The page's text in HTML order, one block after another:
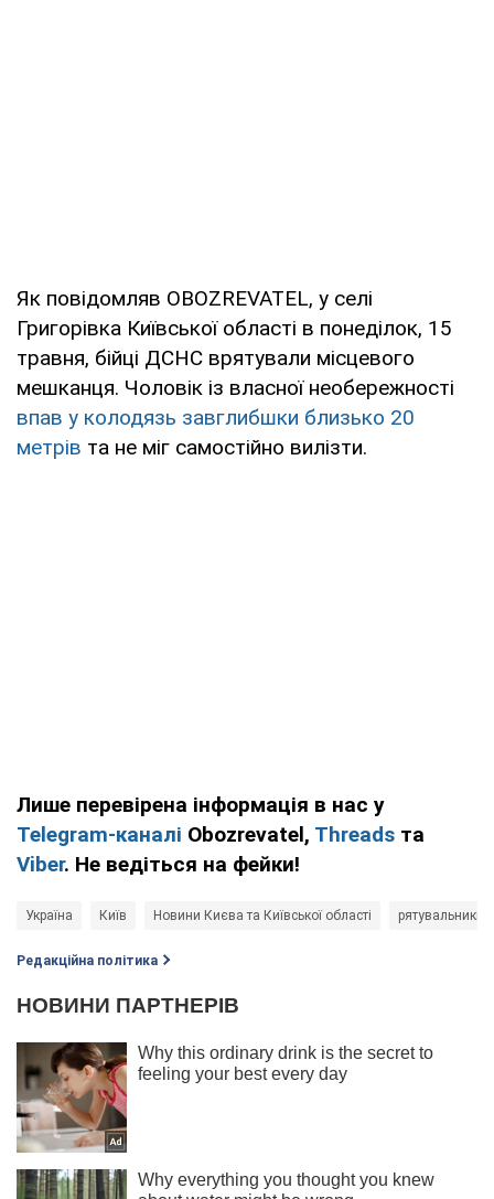
Як повідомляв OBOZREVATEL, у селі
Григорівка Київської області в понеділок, 15
травня, бійці ДСНС врятували місцевого
мешканця. Чоловік із власної необережності
впав у колодязь завглибшки близько 20
метрів та не міг самостійно вилізти.
Лише перевірена інформація в нас у
Telegram-каналі Obozrevatel, Threads та
Viber. Не ведіться на фейки!
Україна Київ Новини Києва та Київської області рятувальники
Редакційна політика